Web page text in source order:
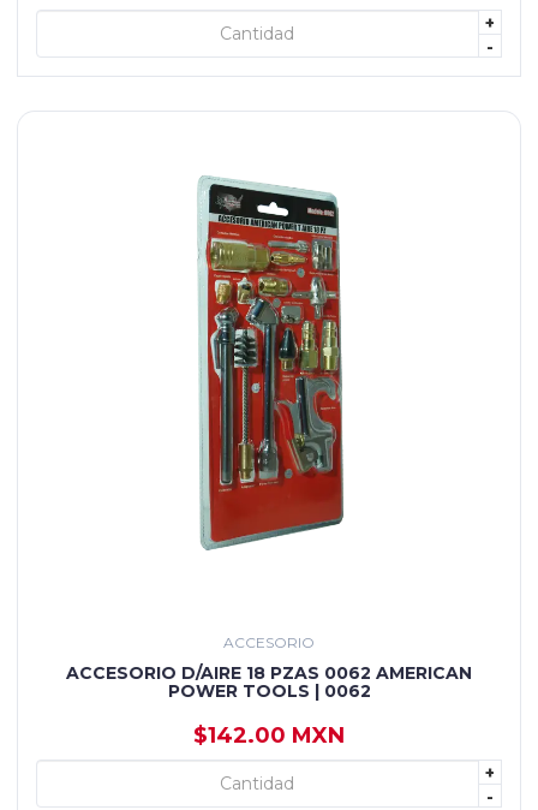
+
-
+ AGREGAR
ACCESORIO
ACCESORIO D/AIRE 18 PZAS 0062 AMERICAN
POWER TOOLS | 0062
$142.00 MXN
+
-
+ AGREGAR